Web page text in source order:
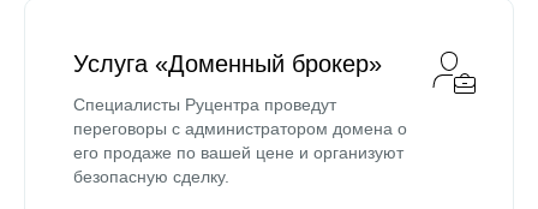
Услуга «Доменный брокер»
Специалисты Руцентра проведут
переговоры с администратором домена о
его продаже по вашей цене и организуют
безопасную сделку.